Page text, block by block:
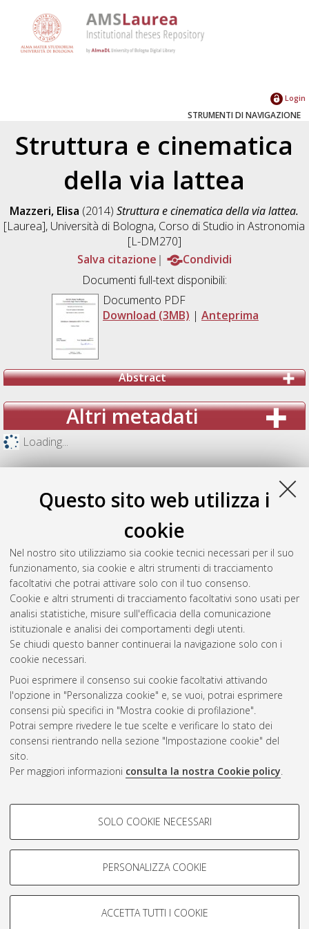
Questo sito web utilizza i
cookie
Nel nostro sito utilizziamo sia cookie tecnici necessari per il suo
funzionamento, sia cookie e altri strumenti di tracciamento
facoltativi che potrai attivare solo con il tuo consenso.
Cookie e altri strumenti di tracciamento facoltativi sono usati per
analisi statistiche, misure sull'efficacia della comunicazione
istituzionale e analisi dei comportamenti degli utenti.
Se chiudi questo banner continuerai la navigazione solo con i
cookie necessari.
Puoi esprimere il consenso sui cookie facoltativi attivando
l'opzione in "Personalizza cookie" e, se vuoi, potrai esprimere
consensi più specifici in "Mostra cookie di profilazione".
Potrai sempre rivedere le tue scelte e verificare lo stato dei
consensi rientrando nella sezione "Impostazione cookie" del
sito.
Per maggiori informazioni consulta la nostra Cookie policy.
COOKIE DI PROFILAZIONE -
Si tratta di cookie utilizzati per analizzare le caratteristiche della
navigazione degli utenti, creare profili in base al loro comportamento
Mostra cookie di profilazione
SOLO COOKIE NECESSARI
PERSONALIZZA COOKIE
ACCETTA TUTTI I COOKIE
Login
STRUMENTI DI NAVIGAZIONE
Struttura e cinematica
della via lattea
Mazzeri, Elisa (2014)Struttura e cinematica della via lattea.
[Laurea], Università di Bologna, Corso di Studio inAstronomia
[L-DM270]
Salva citazione
Condividi
Documenti full-text disponibili:
Documento PDF
Download (3MB) | Anteprima
Abstract
Altri metadati
Loading...
Gestione del documento:
Atom
Rss 1.0
Rss 2.0
AMS Laurea
Impostazioni Cookie
Informativa sulla privacy
Condizioni d’uso del sito